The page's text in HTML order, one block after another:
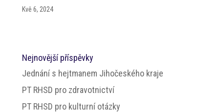
Kvě 6, 2024
Nejnovější příspěvky
Jednání s hejtmanem Jihočeského kraje
PT RHSD pro zdravotnictví
PT RHSD pro kulturní otázky